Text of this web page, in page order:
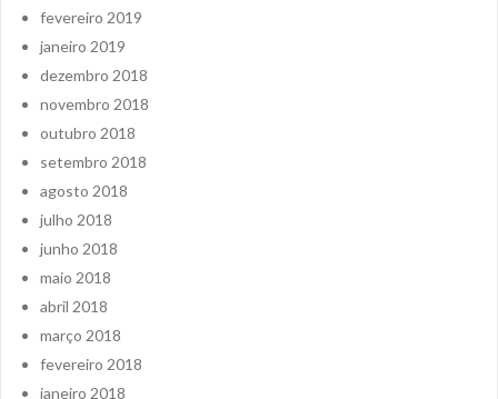
fevereiro 2019
janeiro 2019
dezembro 2018
novembro 2018
outubro 2018
setembro 2018
agosto 2018
julho 2018
junho 2018
maio 2018
abril 2018
março 2018
fevereiro 2018
janeiro 2018